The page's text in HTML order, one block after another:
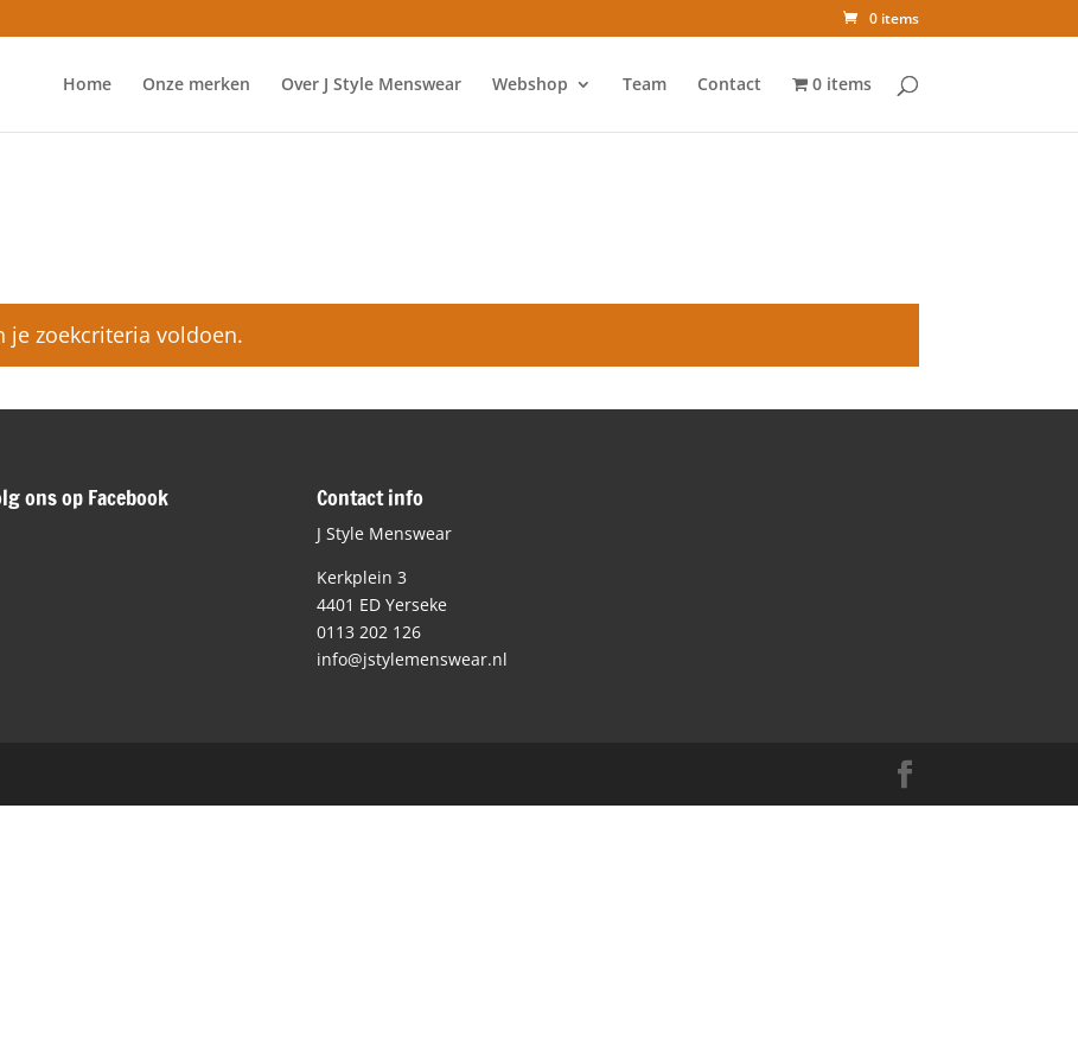
0 items
Home Onze merken Over J Style Menswear Webshop Team Contact 0 items
je zoekcriteria voldoen.
ons op Facebook Contact info
J Style Menswear
Kerkplein 3
4401 ED Yerseke
0113 202 126
info@jstylemenswear.nl